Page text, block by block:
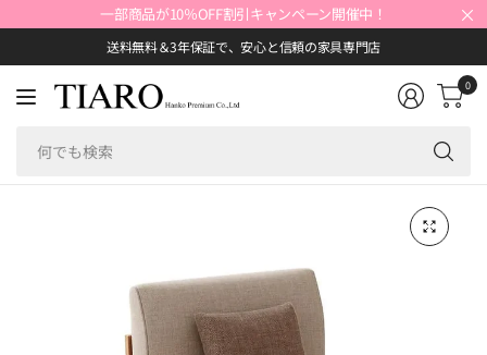
一部商品が10％OFF割引キャンペーン開催中！ ×
送料無料＆3年保証で、安心と信頼の家具専門店
0